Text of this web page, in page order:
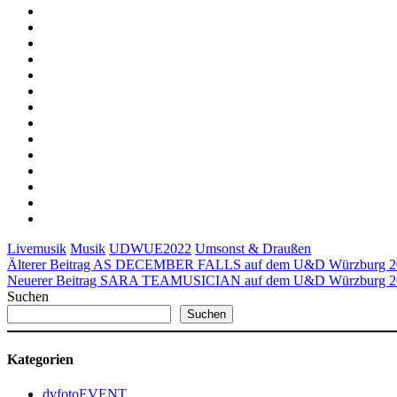
Livemusik Musik UDWUE2022 Umsonst & Draußen
Älterer BeitragAS DECEMBER FALLS auf dem U&D Würzburg
Neuerer Beitrag SARA TEAMUSICIAN auf dem U&D Würzburg
Suchen
Suchen
Kategorien
dvfotoEVENT